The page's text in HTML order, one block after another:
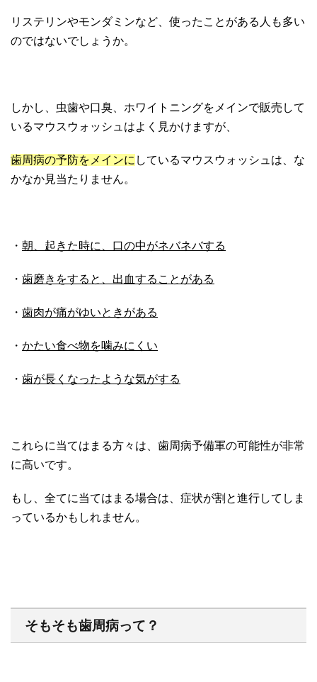
リステリンやモンダミンなど、使ったことがある人も多い
のではないでしょうか。
しかし、虫歯や口臭、ホワイトニングをメインで販売して
いるマウスウォッシュはよく見かけますが、
歯周病の予防をメインに しているマウスウォッシュは、な
かなか見当たりません。
・ 朝、起きた時に、口の中がネバネバする
・ 歯磨きをすると、出血することがある
・ 歯肉が痛がゆいときがある
・ かたい食べ物を噛みにくい
・ 歯が長くなったような気がする
これらに当てはまる方々は、歯周病予備軍の可能性が非常
に高いです。
もし、全てに当てはまる場合は、症状が割と進行してしま
っているかもしれません。
そもそも歯周病って？